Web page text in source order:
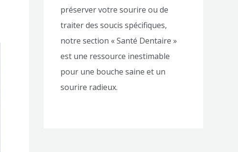
préserver votre sourire ou de
traiter des soucis spécifiques,
notre section « Santé Dentaire »
est une ressource inestimable
pour une bouche saine et un
sourire radieux.